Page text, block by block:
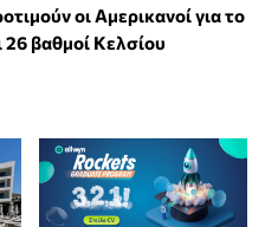
οι Αμερικανοί για το
26 βαθμοί Κελσίου